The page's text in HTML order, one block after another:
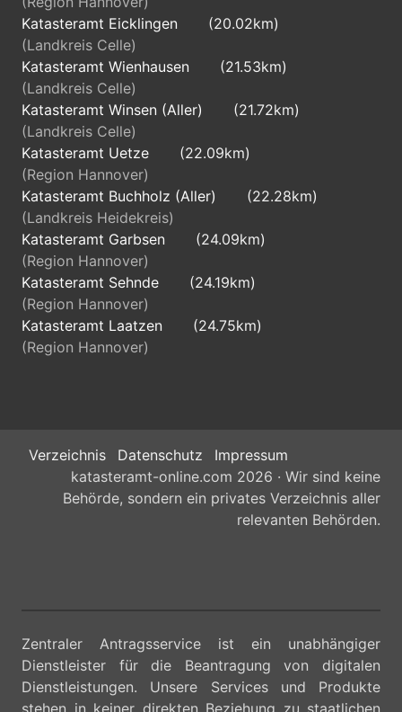
Katasteramt Eicklingen
(20.02km)
(Landkreis Celle)
Katasteramt Wienhausen
(21.53km)
(Landkreis Celle)
Katasteramt Winsen (Aller)
(21.72km)
(Landkreis Celle)
Katasteramt Uetze
(22.09km)
(Region Hannover)
Katasteramt Buchholz (Aller)
(22.28km)
(Landkreis Heidekreis)
Katasteramt Garbsen
(24.09km)
(Region Hannover)
Katasteramt Sehnde
(24.19km)
(Region Hannover)
Katasteramt Laatzen
(24.75km)
(Region Hannover)
Verzeichnis Datenschutz
Impressum
katasteramt-online.com 2026 · Wir sind keine
Behörde, sondern ein privates Verzeichnis aller
relevanten Behörden.
Zentraler Antragsservice ist ein unabhängiger
Dienstleister für die Beantragung von digitalen
Dienstleistungen. Unsere Services und Produkte
stehen in keiner direkten Beziehung zu staatlichen